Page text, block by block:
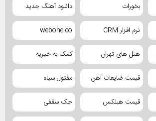
بخورات دانلود آهنگ جدید
نرم افزار CRM webone.co
هتل های تهران کمک به خیریه
قیمت ضایعات آهن مفتول سیاه
قیمت هبلکس جک سقفی